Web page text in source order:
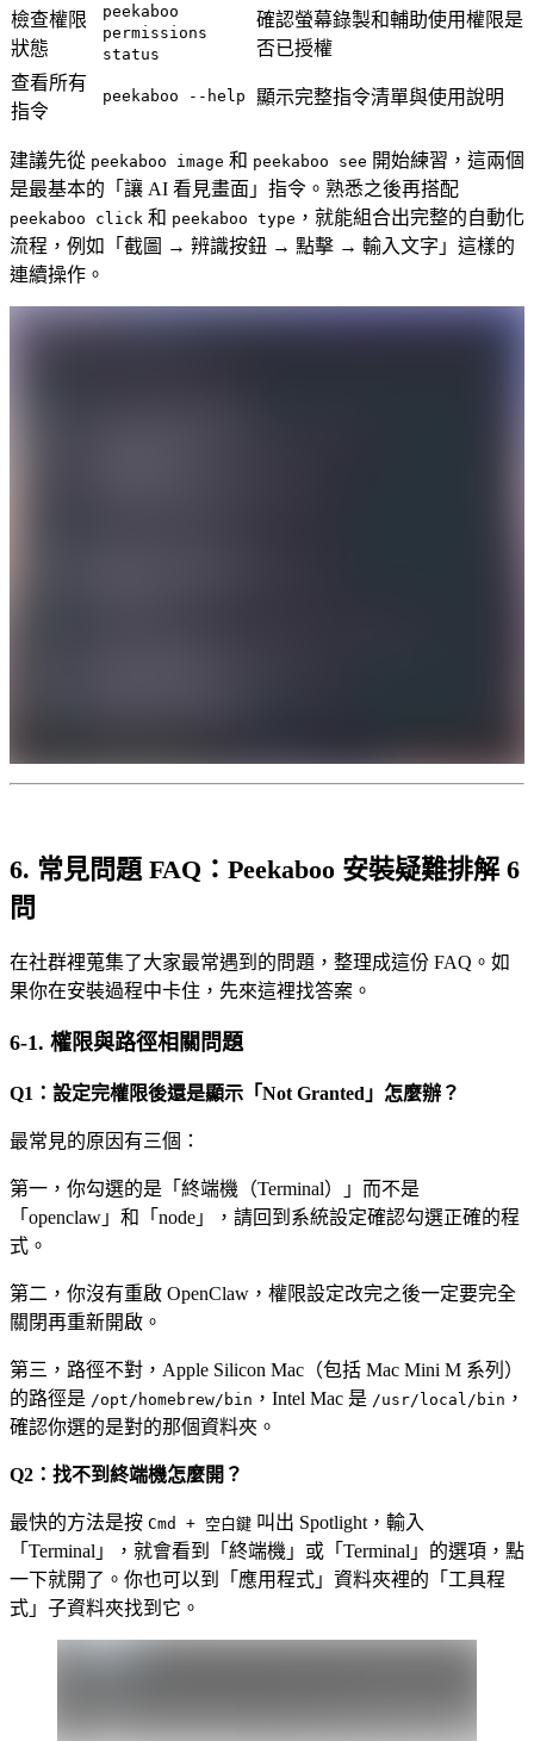
檢查權限
狀態
peekaboo
permissions
status
確認螢幕錄製和輔助使用權限是
否已授權
查看所有
指令
peekaboo --help 顯示完整指令清單與使用說明
建議先從 peekaboo image 和 peekaboo see 開始練習，這兩個
是最基本的「讓 AI 看見畫面」指令。熟悉之後再搭配
peekaboo click 和 peekaboo type ，就能組合出完整的自動化
流程，例如「截圖 → 辨識按鈕 → 點擊 → 輸入文字」這樣的
連續操作。
6. 常見問題 FAQ：Peekaboo 安裝疑難排解 6
問
在社群裡蒐集了大家最常遇到的問題，整理成這份 FAQ。如
果你在安裝過程中卡住，先來這裡找答案。
6-1. 權限與路徑相關問題
Q1：設定完權限後還是顯示「Not Granted」怎麼辦？
最常見的原因有三個：
第一，你勾選的是「終端機（Terminal）」而不是
「openclaw」和「node」，請回到系統設定確認勾選正確的程
式。
第二，你沒有重啟 OpenClaw，權限設定改完之後一定要完全
關閉再重新開啟。
第三，路徑不對，Apple Silicon Mac（包括 Mac Mini M 系列）
的路徑是 /opt/homebrew/bin ，Intel Mac 是 /usr/local/bin ，
確認你選的是對的那個資料夾。
Q2：找不到終端機怎麼開？
最快的方法是按 Cmd + 空白鍵 叫出 Spotlight，輸入
「Terminal」，就會看到「終端機」或「Terminal」的選項，點
一下就開了。你也可以到「應用程式」資料夾裡的「工具程
式」子資料夾找到它。